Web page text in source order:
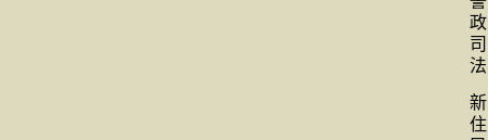
政
司
法
新
住